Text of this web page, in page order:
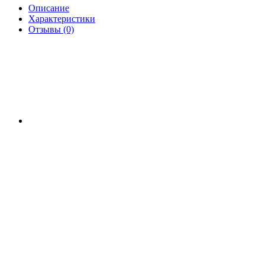
Описание
Характеристики
Отзывы (0)